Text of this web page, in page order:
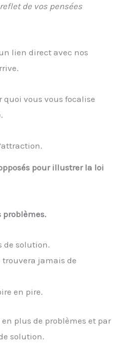
de vos pensées
lien direct avec nos
quoi vous vous focalise
pour illustrer la loi
problèmes.
de solution.
trouvera jamais de
en pire.
plus de problèmes et par
solution.